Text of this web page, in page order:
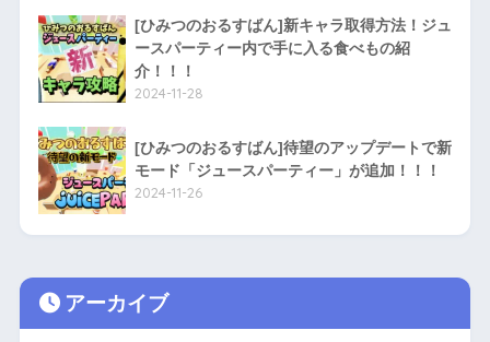
[ひみつのおるすばん]新キャラ取得方法！ジュ
ースパーティー内で手に入る食べもの紹
介！！！
2024-11-28
[ひみつのおるすばん]待望のアップデートで新
モード「ジュースパーティー」が追加！！！
2024-11-26
アーカイブ